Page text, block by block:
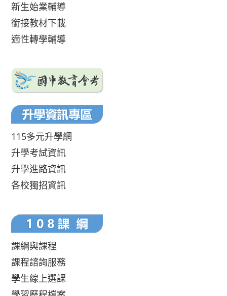
新生始業輔導
銜接教材下載
適性轉學輔導
115多元升學網
升學考試資訊
升學進路資訊
各校獨招資訊
課綱與課程
課程諮詢服務
學生線上選課